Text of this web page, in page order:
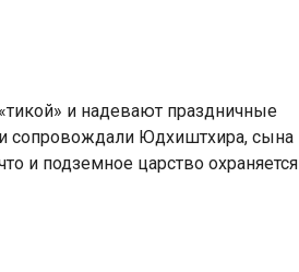
и надевают праздничные
сопровождали Юдхиштхира, сына
и подземное царство охраняется